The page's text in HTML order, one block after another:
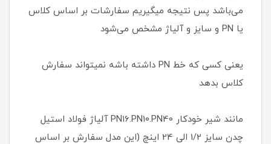
می‌باشد پس نتیجه میگیریم سفارشات بر اساس کلاس
یا PN و سایز و آلیاژ مشخص می‌شود
یعنی کسی که خط PN داشته باشه نمیتواند سفارش
کلاس بدهد
مانند شیر خودکار PN16.PN10.PN40 آلیاژ فولاد استیل
چدن سایز 1/2 الی 24 اینچ (این مدل سفارش بر اساس